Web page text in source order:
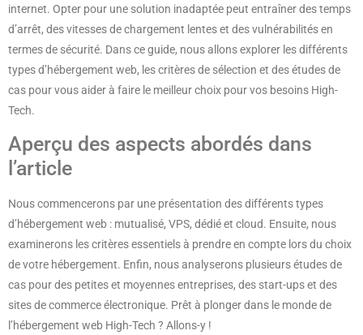
internet. Opter pour une solution inadaptée peut entraîner des temps
d’arrêt, des vitesses de chargement lentes et des vulnérabilités en
termes de sécurité. Dans ce guide, nous allons explorer les différents
types d’hébergement web, les critères de sélection et des études de
cas pour vous aider à faire le meilleur choix pour vos besoins High-
Tech.
Aperçu des aspects abordés dans
l’article
Nous commencerons par une présentation des différents types
d’hébergement web : mutualisé, VPS, dédié et cloud. Ensuite, nous
examinerons les critères essentiels à prendre en compte lors du choix
de votre hébergement. Enfin, nous analyserons plusieurs études de
cas pour des petites et moyennes entreprises, des start-ups et des
sites de commerce électronique. Prêt à plonger dans le monde de
l’hébergement web High-Tech ? Allons-y !